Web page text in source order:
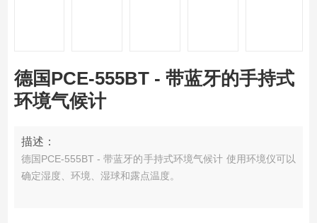
德国PCE-555BT - 带蓝牙的手持式
环境气候计
描述：
德国PCE-555BT - 带蓝牙的手持式环境气候计 使用环境仪可以
确定湿度、环境、湿球和露点温度。